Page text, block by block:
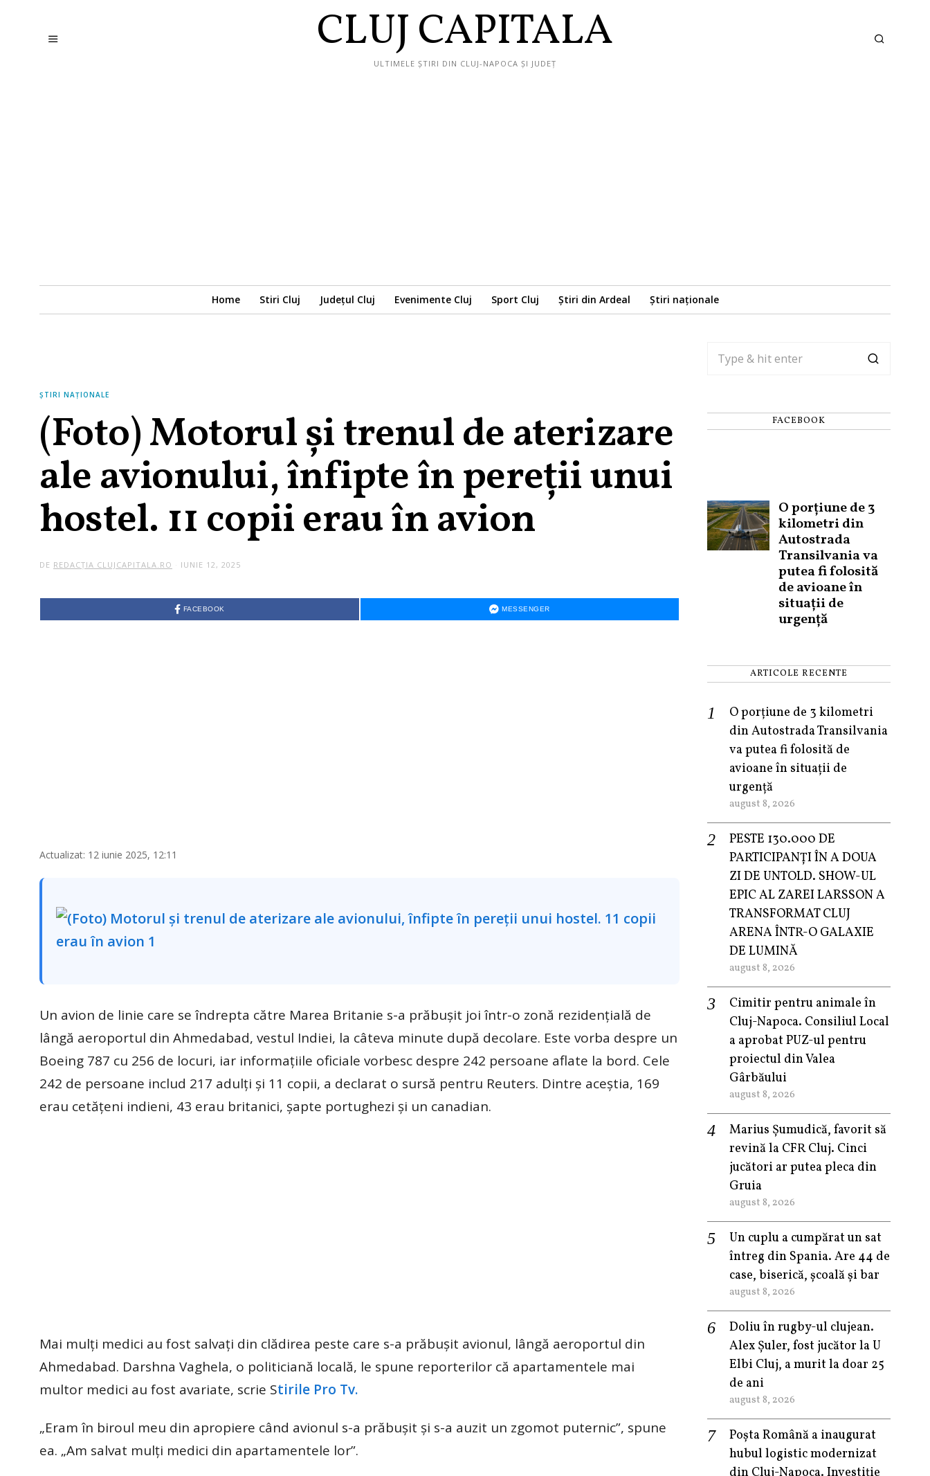
CLUJ CAPITALA
ULTIMELE ȘTIRI DIN CLUJ-NAPOCA ȘI JUDEȚ
Home Stiri Cluj Județul Cluj Evenimente Cluj Sport Cluj Știri din Ardeal Știri naționale
ȘTIRI NAȚIONALE
(Foto) Motorul și trenul de aterizare
ale avionului, înfipte în pereții unui
hostel. 11 copii erau în avion
DE REDACȚIA CLUJCAPITALA.RO IUNIE 12, 2025
FACEBOOK MESSENGER
Actualizat: 12 iunie 2025, 12:11
Un avion de linie care se îndrepta către Marea Britanie s-a prăbușit joi într-o zonă rezidențială de
lângă aeroportul din Ahmedabad, vestul Indiei, la câteva minute după decolare. Este vorba despre un
Boeing 787 cu 256 de locuri, iar informațiile oficiale vorbesc despre 242 persoane aflate la bord. Cele
242 de persoane includ 217 adulţi şi 11 copii, a declarat o sursă pentru Reuters. Dintre aceştia, 169
erau cetăţeni indieni, 43 erau britanici, şapte portughezi şi un canadian.
Mai mulți medici au fost salvați din clădirea peste care s-a prăbușit avionul, lângă aeroportul din
Ahmedabad. Darshna Vaghela, o politiciană locală, le spune reporterilor că apartamentele mai
multor medici au fost avariate, scrie Stirile Pro Tv.
„Eram în biroul meu din apropiere când avionul s-a prăbușit și s-a auzit un zgomot puternic”, spune
ea. „Am salvat mulți medici din apartamentele lor”.
FACEBOOK
O porțiune de 3
kilometri din
Autostrada
Transilvania va
putea fi folosită
de avioane în
situații de
urgență
ARTICOLE RECENTE
O porțiune de 3 kilometri
din Autostrada Transilvania
va putea fi folosită de
avioane în situații de
urgență
august 8, 2026
PESTE 130.000 DE
PARTICIPANȚI ÎN A DOUA
ZI DE UNTOLD. SHOW-UL
EPIC AL ZAREI LARSSON A
TRANSFORMAT CLUJ
ARENA ÎNTR-O GALAXIE
DE LUMINĂ
august 8, 2026
Cimitir pentru animale în
Cluj-Napoca. Consiliul Local
a aprobat PUZ-ul pentru
proiectul din Valea
Gârbăului
august 8, 2026
Marius Șumudică, favorit să
revină la CFR Cluj. Cinci
jucători ar putea pleca din
Gruia
august 8, 2026
Un cuplu a cumpărat un sat
întreg din Spania. Are 44 de
case, biserică, școală și bar
august 8, 2026
Doliu în rugby-ul clujean.
Alex Șuler, fost jucător la U
Elbi Cluj, a murit la doar 25
de ani
august 8, 2026
Poșta Română a inaugurat
hubul logistic modernizat